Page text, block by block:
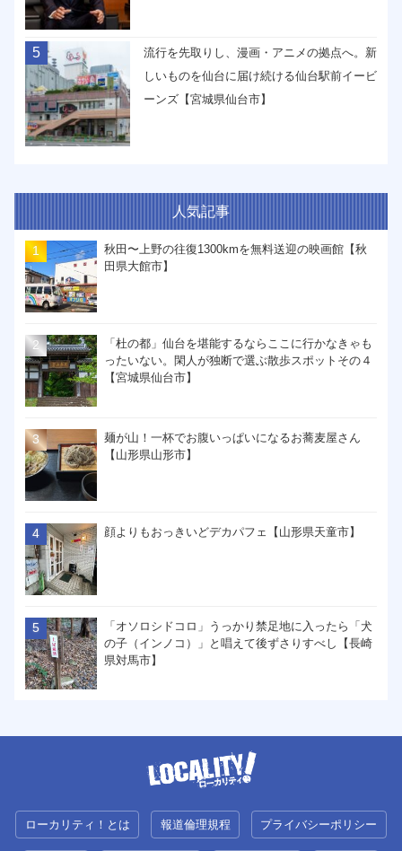
5
流行を先取りし、漫画・アニメの拠点へ。新
しいものを仙台に届け続ける仙台駅前イービ
ーンズ【宮城県仙台市】
人気記事
秋田〜上野の往復1300kmを無料送迎の映画館【秋
田県大館市】
「杜の都」仙台を堪能するならここに行かなきゃも
ったいない。閑人が独断で選ぶ散歩スポットその４
【宮城県仙台市】
麺が山！一杯でお腹いっぱいになるお蕎麦屋さん
【山形県山形市】
顔よりもおっきいどデカパフェ【山形県天童市】
「オソロシドコロ」うっかり禁足地に入ったら「犬
の子（インノコ）」と唱えて後ずさりすべし【長崎
県対馬市】
ローカリティ！とは 報道倫理規程 プライバシーポリシー